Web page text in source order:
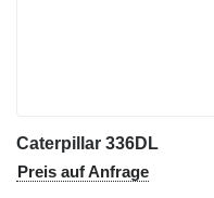
Caterpillar 336DL
Preis auf Anfrage